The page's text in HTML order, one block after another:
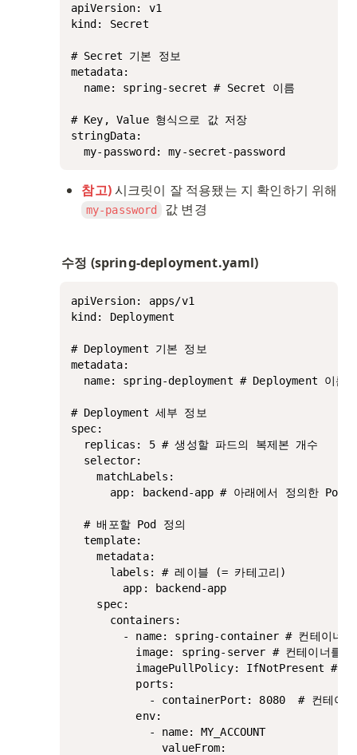
apiVersion: v1
kind: Secret
# Secret 기본 정보
metadata:
  name: spring-secret # Secret 이름
# Key, Value 형식으로 값 저장
stringData:
  my-password: my-secret-password
참고)
my-password 값 변경
수정 (spring-deployment.yaml)
apiVersion: apps/v1
kind: Deployment
# Deployment 기본 정보
metadata:
  name: spring-deployment # Deployment 이름
# Deployment 세부 정보
spec:
  replicas: 5 # 생성할 파드의 복제본 개수
  selector:
    matchLabels:
app: backend-app # 아래에서 정의한 Pod
  # 배포할 Pod 정의
  template:
    metadata:
      labels: # 레이블 (= 카테고리)
        app: backend-app
    spec:
      containers:
- name: spring-container # 컨테이너
image: spring-server # 컨테이너를
imagePullPolicy: IfNotPresent # 로
          ports:
- containerPort: 8080  # 컨테이너
          env:
            - name: MY_ACCOUNT
              valueFrom: